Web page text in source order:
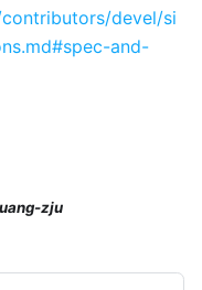
devel/si
and-
zju